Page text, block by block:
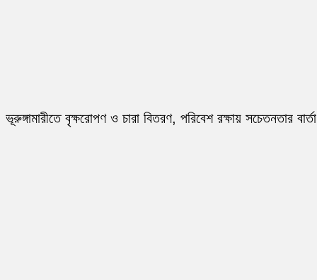
ভূরুঙ্গামারীতে বৃক্ষরোপণ ও চারা বিতরণ, পরিবেশ রক্ষায় সচেতনতার বার্তা